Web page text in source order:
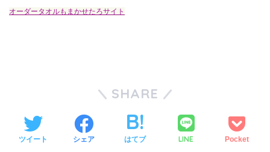
オーダータオルもまかせたろサイト
SHARE
ツイート シェア はてブ LINE Pocket